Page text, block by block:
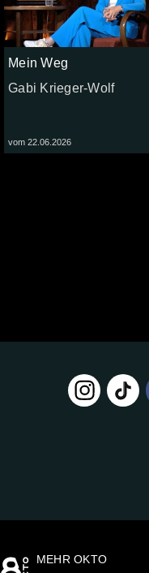
Mein Weg
Gabi Krieger-Wolf
vom 22.06.2026
MEHR OKTO